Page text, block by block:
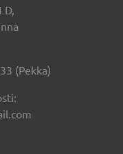
D,
(Pekka)